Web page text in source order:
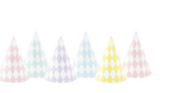
favorite_border